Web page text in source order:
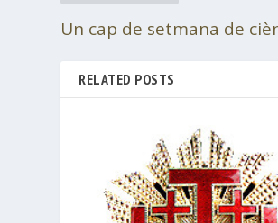
Un cap de setmana de
RELATED POSTS